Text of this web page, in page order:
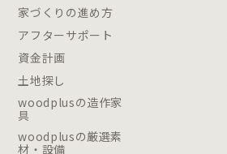
家づくりの進め方
アフターサポート
資金計画
土地探し
woodplusの造作家
具
woodplusの厳選素
材・設備